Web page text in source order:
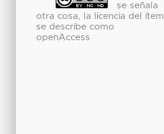
se señala
otra cosa, la licencia del ítem
se describe como
openAccess